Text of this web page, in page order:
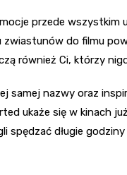
przede wszystkim
do filmu
również Ci, którzy
samej nazwy oraz
ukaże się w kinach
spędzać długie